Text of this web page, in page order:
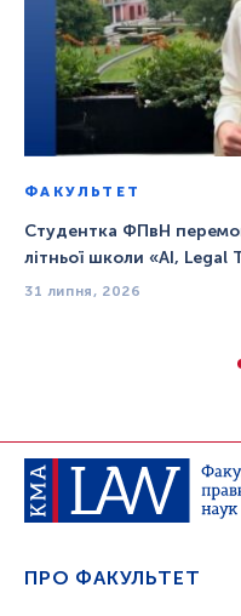
ФАКУЛЬТЕТ
Студентка ФПвН
літньої школи «AI,
31 липня, 2026
ПРО ФАКУЛЬТЕТ